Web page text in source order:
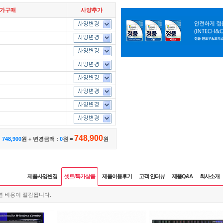
구매 사양추가
748,900원 + 변경금액 : 0원 = 748,900원
제품사양변경 셋트/특가상품 제품이용후기 고객 인터뷰 제품Q&A 회사소개
비용이 절감됩니다.